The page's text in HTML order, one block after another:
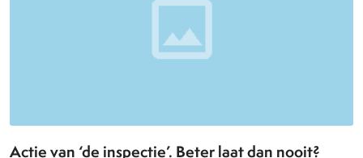
Actie van ‘de inspectie’. Beter laat dan nooit?